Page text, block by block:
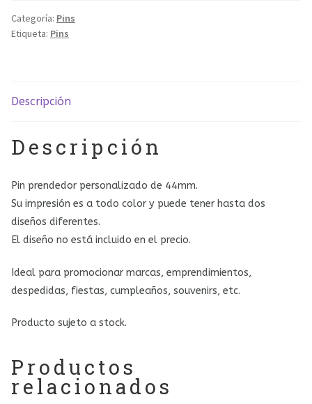
cantidad
Categoría: Pins
Etiqueta: Pins
Descripción
Descripción
Pin prendedor personalizado de 44mm.
Su impresión es a todo color y puede tener hasta dos
diseños diferentes.
El diseño no está incluido en el precio.
Ideal para promocionar marcas, emprendimientos,
despedidas, fiestas, cumpleaños, souvenirs, etc.
Producto sujeto a stock.
Productos
relacionados